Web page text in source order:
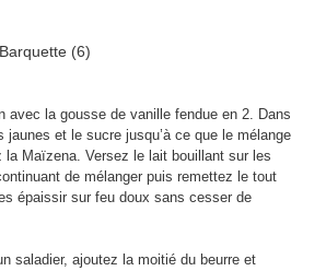
avec la gousse de vanille fendue en 2. Dans
jaunes et le sucre jusqu’à ce que le mélange
la Maïzena. Versez le lait bouillant sur les
de mélanger puis remettez le tout
épaissir sur feu doux sans cesser de
saladier, ajoutez la moitié du beurre et